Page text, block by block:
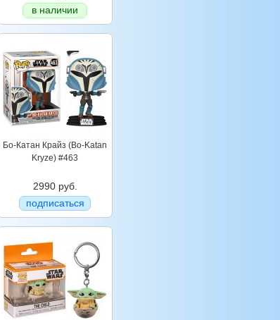
в наличии
Бо-Катан Крайз (Bo-Katan
Kryze) #463
2990 руб.
подписаться